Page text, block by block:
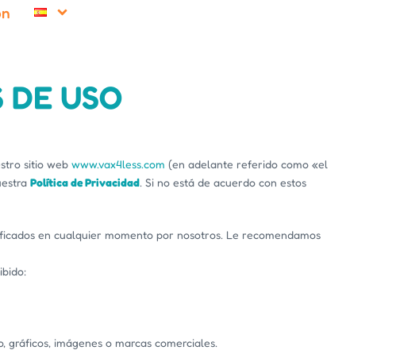
DE USO
sitio web www.vax4less.com (en adelante referido como «el
Política de Privacidad. Si no está de acuerdo con estos
en cualquier momento por nosotros. Le recomendamos
imágenes o marcas comerciales.